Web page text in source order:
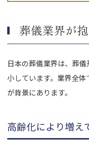
葬儀業界が
日本の葬儀業界は、葬
小しています。業界全
が背景にあります。
高齢化により増え